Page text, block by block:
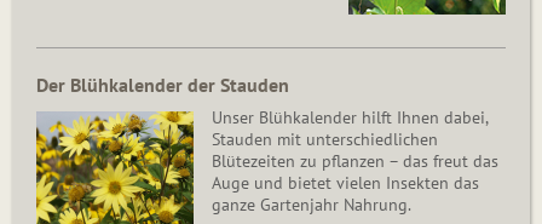
Der Blühkalender der Stauden
Unser Blühkalender hilft Ihnen dabei,
Stauden mit unterschiedlichen
Blütezeiten zu pflanzen – das freut das
Auge und bietet vielen Insekten das
ganze Gartenjahr Nahrung.